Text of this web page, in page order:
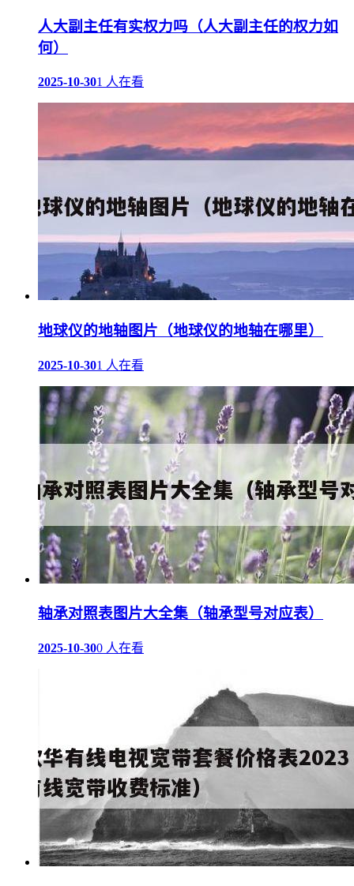
人大副主任有实权力吗（人大副主任的权力如
何）
2025-10-301 人在看
地球仪的地轴图片（地球仪的地轴在哪里）
2025-10-301 人在看
轴承对照表图片大全集（轴承型号对应表）
2025-10-300 人在看